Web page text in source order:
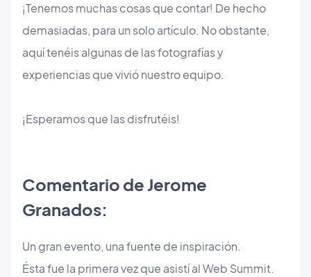
¡Tenemos muchas cosas que contar! De hecho
demasiadas, para un solo artículo. No obstante,
aquí tenéis algunas de las fotografías y
experiencias que vivió nuestro equipo.
¡Esperamos que las disfrutéis!
Comentario de Jerome
Granados:
Un gran evento, una fuente de inspiración.
Ésta fue la primera vez que asistí al Web Summit.